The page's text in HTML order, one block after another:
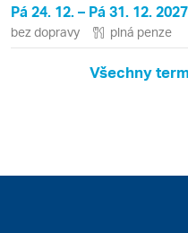
Pá 24. 12. – Pá 31. 12.
bez dopravy plná penze
Všechny